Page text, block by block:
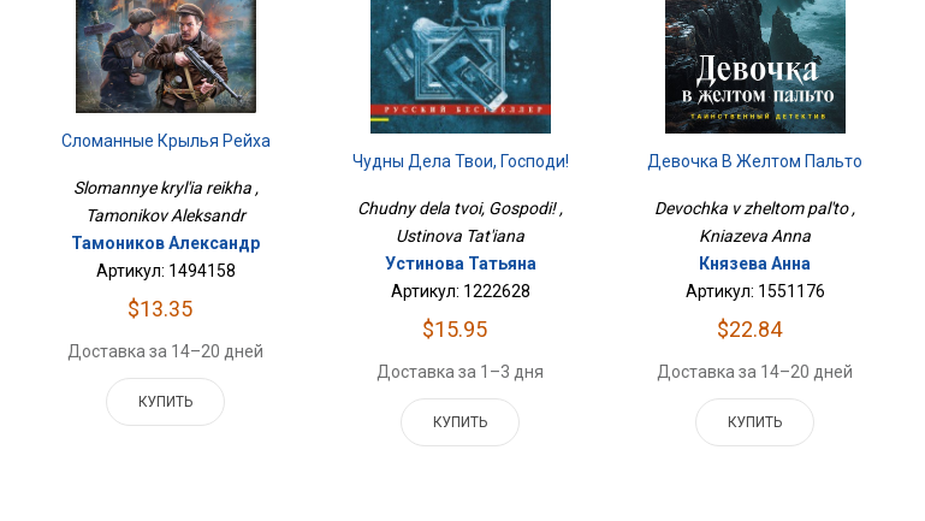
Сломанные Крылья Рейха
Slomannye kryl'ia reikha ,
Tamonikov Aleksandr
Тамоников Александр
Артикул: 1494158
$13.35
Доставка за 14–20 дней
КУПИТЬ
Чудны Дела Твои, Господи!
Chudny dela tvoi, Gospodi! ,
Ustinova Tat'iana
Устинова Татьяна
Артикул: 1222628
$15.95
Доставка за 1–3 дня
КУПИТЬ
Девочка В Желтом Пальто
Devochka v zheltom pal'to ,
Kniazeva Anna
Князева Анна
Артикул: 1551176
$22.84
Доставка за 14–20 дней
КУПИТЬ